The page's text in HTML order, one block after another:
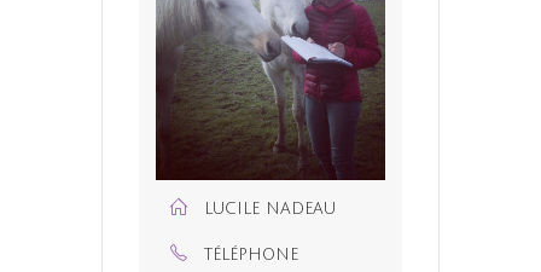
LUCILE NADEAU
TÉLÉPHONE